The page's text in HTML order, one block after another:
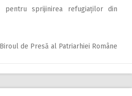
pentru sprijinirea re­fugiaților din
Biroul de Presă al Patriarhiei Române